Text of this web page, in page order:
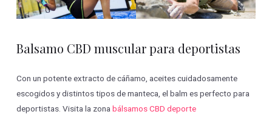
Balsamo CBD muscular para deportistas
Con un potente extracto de cáñamo, aceites cuidadosamente
escogidos y distintos tipos de manteca, el balm es perfecto para
deportistas. Visita la zonabálsamos CBD deporte